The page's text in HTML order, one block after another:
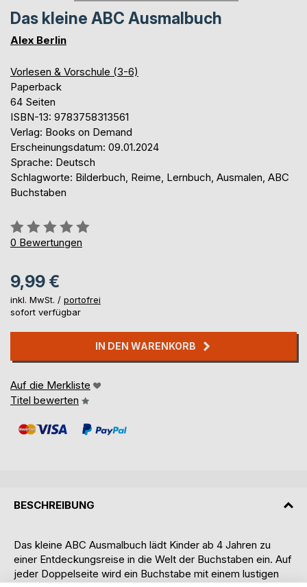
Das kleine ABC Ausmalbuch
Alex Berlin
Vorlesen & Vorschule (3-6)
Paperback
64 Seiten
ISBN-13: 9783758313561
Verlag: Books on Demand
Erscheinungsdatum: 09.01.2024
Sprache: Deutsch
Schlagworte: Bilderbuch, Reime, Lernbuch, Ausmalen, ABC
Buchstaben
Bewertung::
0%
0 Bewertungen
9,99 €
inkl. MwSt. / portofrei
sofort verfügbar
IN DEN WARENKORB
Auf die Merkliste
Titel bewerten
BESCHREIBUNG
Das kleine ABC Ausmalbuch lädt Kinder ab 4 Jahren zu
einer Entdeckungsreise in die Welt der Buchstaben ein. Auf
jeder Doppelseite wird ein Buchstabe mit einem lustigen